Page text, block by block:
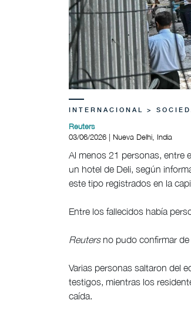
INTERNACIONAL >
Reuters
03/06/2026 | Nueva Delhi, India
Al menos 21 personas, entre
un hotel de Deli, según
este tipo registrados en la
Entre los fallecidos había
Reutersno pudo confirmar de
Varias personas saltaron del
testigos, mientras los
caída.